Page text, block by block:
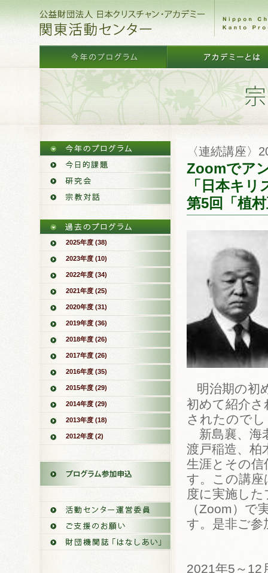
2025年度 (38)
2023年度 (10)
2022年度 (34)
2021年度 (25)
2020年度 (31)
2019年度 (36)
2018年度 (26)
2017年度 (26)
2016年度 (35)
2015年度 (29)
2014年度 (29)
2013年度 (18)
2012年度 (2)
〈連続講座〉
Zoomでア
「日本キ
第5回「植
明治期の初
初めて紹介
されたので
新島襄、海
渡戸稲造、柏
生涯とその
す。この講
度に実施し
（Zoom）で
す。是非ご
2021年5～12